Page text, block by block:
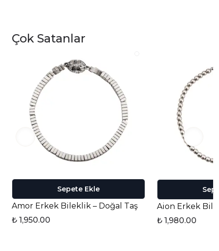
Çok Satanlar
Sepete Ekle
Amor Erkek Bileklik – Doğal Taş
₺ 1,950.00
Aion Erkek
₺ 1,980.00